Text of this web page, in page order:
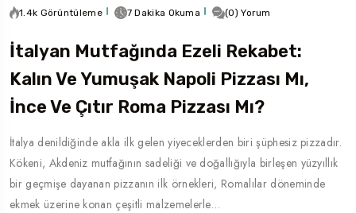
1.4k Görüntüleme 7 Dakika Okuma (0) Yorum
İtalyan Mutfağında Ezeli Rekabet:
Kalın Ve Yumuşak Napoli Pizzası Mı,
İnce Ve Çıtır Roma Pizzası Mı?
İtalya denildiğinde akla ilk gelen yiyeceklerden biri şüphesiz pizzadır.
Kökeni, Akdeniz mutfağının sadeliği ve doğallığıyla birleşen yüzyıllık
bir geçmişe dayanan pizzanın ilk örnekleri, Romalılar döneminde
ekmek üzerine konan çeşitli malzemelerle…